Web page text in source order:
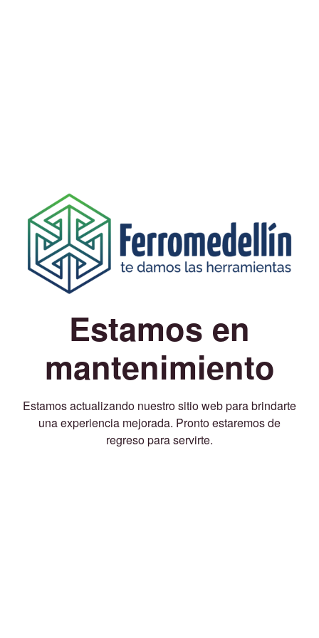
Estamos en
mantenimiento
Estamos actualizando nuestro sitio web para brindarte
una experiencia mejorada. Pronto estaremos de
regreso para servirte.